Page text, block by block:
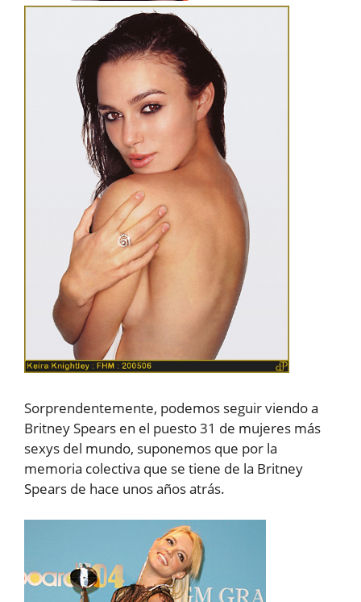
Sorprendentemente, podemos seguir viendo a
Britney Spears en el puesto 31 de mujeres más
sexys del mundo, suponemos que por la
memoria colectiva que se tiene de la Britney
Spears de hace unos años atrás.